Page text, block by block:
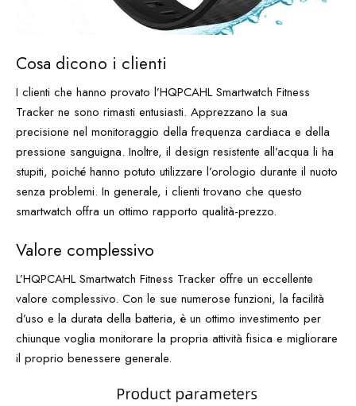
Cosa dicono i clienti
I clienti che hanno provato l’HQPCAHL Smartwatch Fitness
Tracker ne sono rimasti entusiasti. Apprezzano la sua
precisione nel monitoraggio della frequenza cardiaca e della
pressione sanguigna. Inoltre, il design resistente all’acqua li ha
stupiti, poiché hanno potuto utilizzare l’orologio durante il nuoto
senza problemi. In generale, i clienti trovano che questo
smartwatch offra un ottimo rapporto qualità-prezzo.
Valore complessivo
L’HQPCAHL Smartwatch Fitness Tracker offre un eccellente
valore complessivo. Con le sue numerose funzioni, la facilità
d’uso e la durata della batteria, è un ottimo investimento per
chiunque voglia monitorare la propria attività fisica e migliorare
il proprio benessere generale.